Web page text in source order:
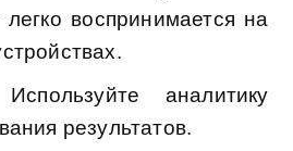
воспринимается на
аналитику
результатов.